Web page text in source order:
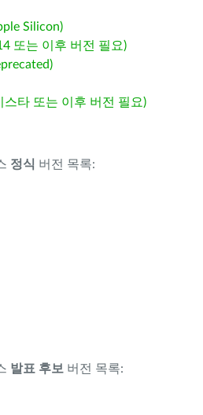
Silicon)
또는 이후 버전 필요)
타 또는 이후 버전 필요)
정식 버전 목록:
발표 후보 버전 목록: